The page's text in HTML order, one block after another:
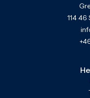
114